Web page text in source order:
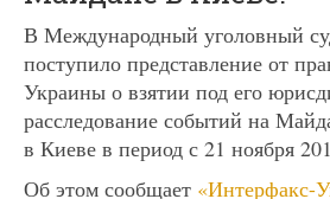
В Международный уголовный
поступило представление от
Украины о взятии под его
расследование событий на
в Киеве в период с 21 ноября
Об этом сообщает «Интерфакс-